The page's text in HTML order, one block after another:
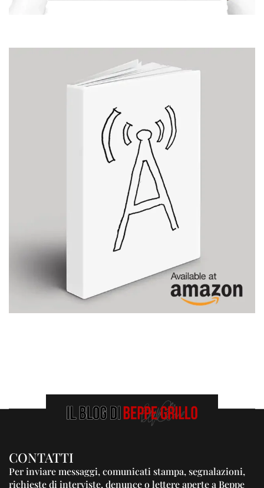
CONTATTI
Per inviare messaggi, comunicati stampa, segnalazioni,
richieste di interviste, denunce o lettere aperte a Beppe